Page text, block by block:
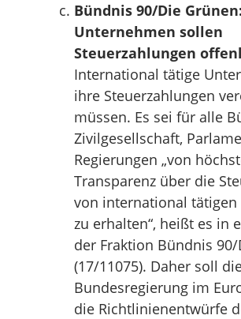
Bündnis 90/Die Grünen:
Unternehmen sollen
Steuerzahlungen
International tätige
ihre Steuerzahlungen
müssen. Es sei für alle
Zivilgesellschaft,
Regierungen „von
Transparenz über die
von international
zu erhalten“, heißt es in
der Fraktion Bündnis
(17/11075). Daher soll
Bundesregierung im
die Richtlinienentwürfe